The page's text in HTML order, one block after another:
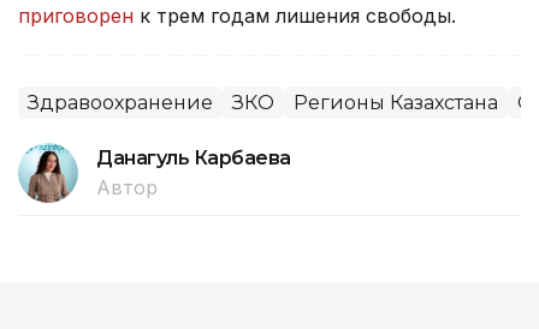
приговорен к трем годам лишения свободы.
Здравоохранение ЗКО Регионы Казахстана
Данагуль Карбаева
Автор